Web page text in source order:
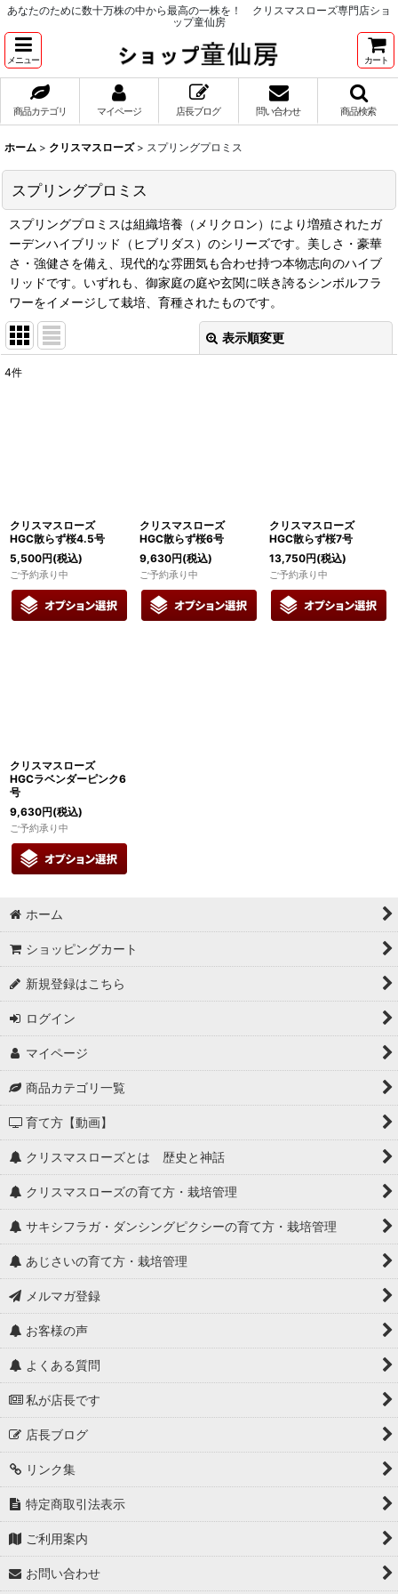
あなたのために数十万株の中から最高の一株を！ クリスマスローズ専門店ショ
ップ童仙房
メニュー カート
商品カテゴリ マイページ 店長ブログ 問い合わせ 商品検索
ホーム > クリスマスローズ > スプリングプロミス
スプリングプロミス
スプリングプロミスは組織培養（メリクロン）により増殖されたガ
ーデンハイブリッド（ヒブリダス）のシリーズです。美しさ・豪華
さ・強健さを備え、現代的な雰囲気も合わせ持つ本物志向のハイブ
リッドです。いずれも、御家庭の庭や玄関に咲き誇るシンボルフラ
ワーをイメージして栽培、育種されたものです。
表示順変更
絞り込む
4件
クリスマスローズ
HGC散らず桜4.5号
5,500円(税込)
ご予約承り中
クリスマスローズ
HGC散らず桜6号
9,630円(税込)
ご予約承り中
クリスマスローズ
HGC散らず桜7号
13,750円(税込)
ご予約承り中
クリスマスローズ
HGCラベンダーピンク6
号
9,630円(税込)
ご予約承り中
ホーム
ショッピングカート
新規登録はこちら
ログイン
マイページ
商品カテゴリ一覧
育て方【動画】
クリスマスローズとは 歴史と神話
クリスマスローズの育て方・栽培管理
サキシフラガ・ダンシングピクシーの育て方・栽培管理
あじさいの育て方・栽培管理
メルマガ登録
お客様の声
よくある質問
私が店長です
店長ブログ
リンク集
特定商取引法表示
ご利用案内
お問い合わせ